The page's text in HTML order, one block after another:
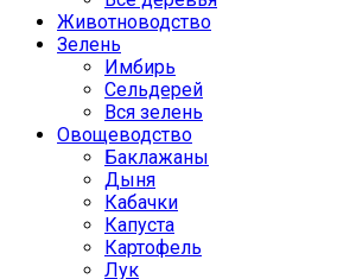
Животноводство
Зелень
Имбирь
Сельдерей
Вся зелень
Овощеводство
Баклажаны
Дыня
Кабачки
Капуста
Картофель
Лук